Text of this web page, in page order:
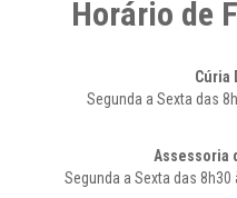
Horário de
Cúria
Segunda a Sexta das
Assessoria
Segunda a Sexta das